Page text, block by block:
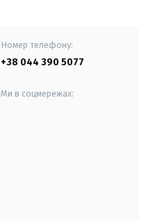
Номер телефону:
+38 044 390 5077
Ми в соцмережах: